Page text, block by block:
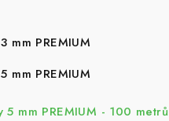
mm PREMIUM
mm PREMIUM
5 mm PREMIUM - 100 metrů